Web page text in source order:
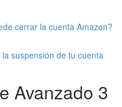
cerrar la cuenta Amazon?
suspensión de tu cuenta
Avanzado 3